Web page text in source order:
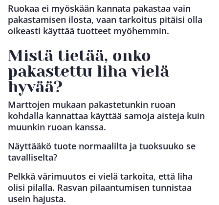
Ruokaa ei myöskään kannata pakastaa vain
pakastamisen ilosta, vaan tarkoitus pitäisi olla
oikeasti käyttää tuotteet myöhemmin.
Mistä tietää, onko
pakastettu liha vielä
hyvää?
Marttojen mukaan pakastetunkin ruoan
kohdalla kannattaa käyttää samoja aisteja kuin
muunkin ruoan kanssa.
Näyttääkö tuote normaalilta ja tuoksuuko se
tavalliselta?
Pelkkä värimuutos ei vielä tarkoita, että liha
olisi pilalla. Rasvan pilaantumisen tunnistaa
usein hajusta.